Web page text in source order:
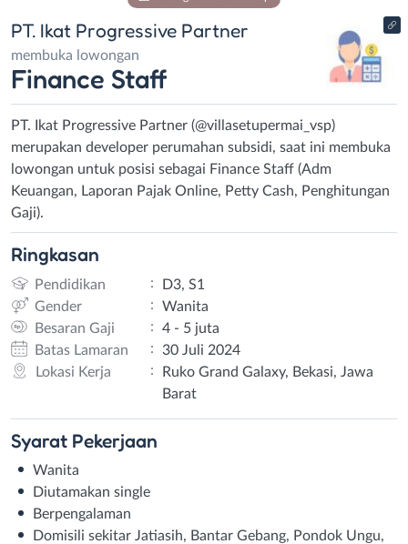
PT. Ikat Progressive Partner
membuka lowongan
Finance Staff
PT. Ikat Progressive Partner (@villasetupermai_vsp)
merupakan developer perumahan subsidi, saat ini membuka
lowongan untuk posisi sebagai Finance Staff (Adm
Keuangan, Laporan Pajak Online, Petty Cash, Penghitungan
Gaji).
Ringkasan
Pendidikan :
D3, S1
Gender
:
Wanita
Besaran Gaji
:
4 - 5 juta
Batas Lamaran
:
30 Juli 2024
Lokasi Kerja
:
Ruko Grand Galaxy, Bekasi, Jawa
Barat
Syarat Pekerjaan
Wanita
Diutamakan single
Berpengalaman
Domisili sekitar Jatiasih, Bantar Gebang, Pondok Ungu,